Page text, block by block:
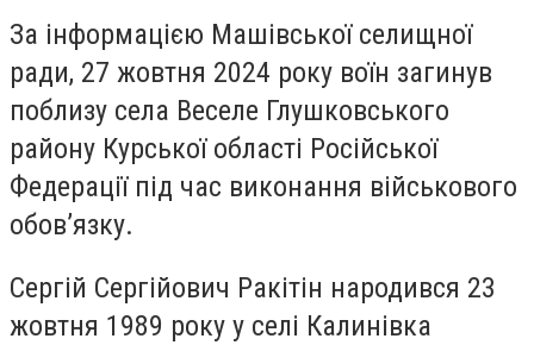
За інформацією Машівської селищної
ради, 27 жовтня 2024 року воїн загинув
поблизу села Веселе Глушковського
району Курської області Російської
Федерації під час виконання військового
обов’язку.
Сергій Сергійович Ракітін народився 23
жовтня 1989 року у селі Калинівка